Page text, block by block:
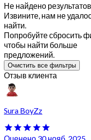
Не найдено результатов
Извините, нам не
найти.
Попробуйте сбросить
чтобы найти больше
предложений.
Очистить все фильтры
Отзыв клиента
Sura BoyZz